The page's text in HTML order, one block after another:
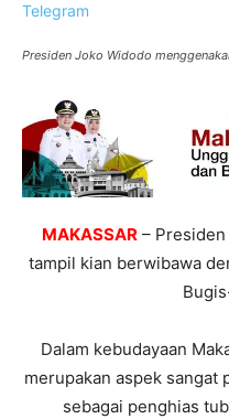
Telegram
Presiden Joko Widodo
MAKASSAR– Presiden
tampil kian berwibawa
Dalam kebudayaan
merupakan aspek sangat
sebagai penghias